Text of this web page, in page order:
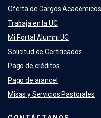
Oferta de Cargos Académicos
Trabaja en la UC
Mi Portal Alumni UC
Solicitud de Certificados
Pago de créditos
Pago de arancel
Misas y Servicios Pastorales